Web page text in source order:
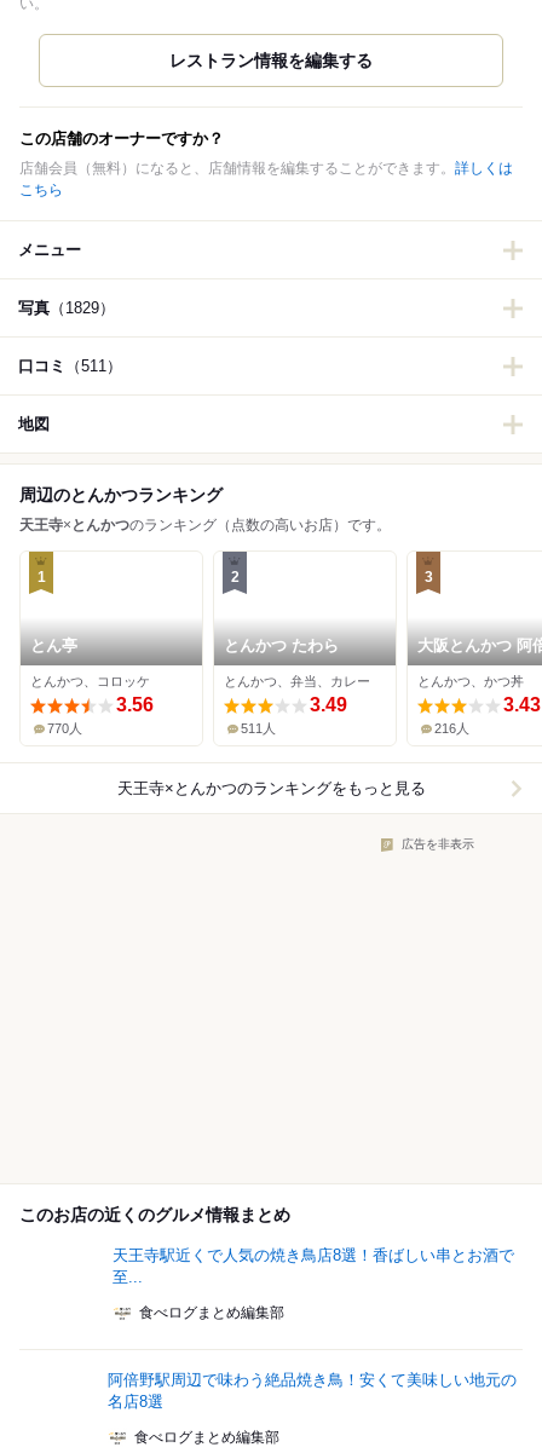
い。
この店舗のオーナーですか？
店舗会員（無料）になると、店舗情報を編集することができます。 詳しくは
こちら
メニュー
写真 （1829）
口コミ （511）
地図
周辺のとんかつランキング
天王寺× とんかつのランキング（点数の高いお店）です。
1
とん亭
とんかつ、コロッケ
3.56
770人
2
とんかつ たわら
とんかつ、弁当、カレー
3.49
511人
3
大阪とんかつ 阿
Hoop店
とんかつ、かつ丼
3.43
216人
天王寺×とんかつのランキングをもっと見る
広告を非表示
このお店の近くのグルメ情報まとめ
天王寺駅近くで人気の焼き鳥店8選！香ばしい串とお酒で
至...
食べログまとめ編集部
阿倍野駅周辺で味わう絶品焼き鳥！安くて美味しい地元の
名店8選
食べログまとめ編集部